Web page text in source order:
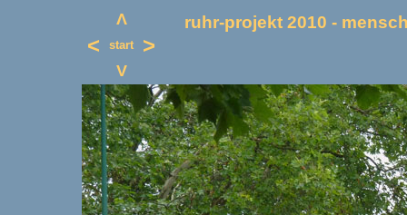
Λ ruhr-projekt 2010 -
< start >
V